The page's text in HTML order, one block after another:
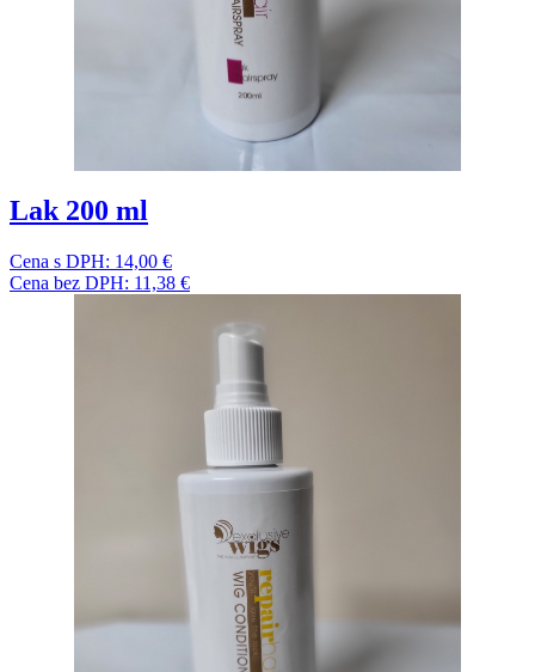
Lak 200 ml
Cena s DPH: 14,00 €
Cena bez DPH: 11,38 €